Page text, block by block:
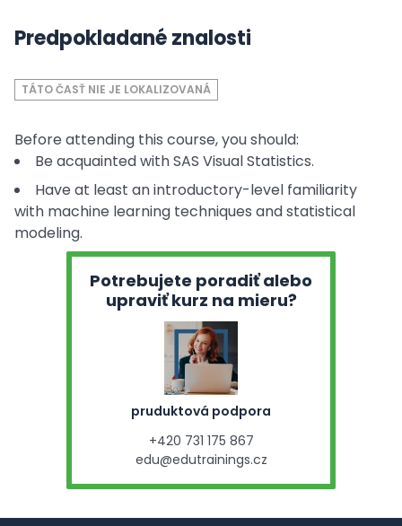
Predpokladané znalosti
TÁTO ČASŤ NIE JE LOKALIZOVANÁ
Before attending this course, you should:
Be acquainted with SAS Visual Statistics.
Have at least an introductory-level familiarity
with machine learning techniques and statistical
modeling.
Potrebujete poradiť alebo
upraviť kurz na mieru?
pruduktová podpora
+420 731 175 867
edu@edutrainings.cz